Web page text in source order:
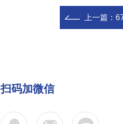
上一篇：
扫码加微信